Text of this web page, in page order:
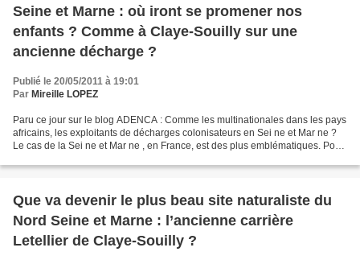
Seine et Marne : où iront se promener nos
enfants ? Comme à Claye-Souilly sur une
ancienne décharge ?
Publié le 20/05/2011 à 19:01
Par Mireille LOPEZ
Paru ce jour sur le blog ADENCA : Comme les multinationales dans les pays
africains, les exploitants de décharges colonisateurs en Sei ne et Mar ne ?
Le cas de la Sei ne et Mar ne , en France, est des plus emblématiques. Pour
Que va devenir le plus beau site naturaliste du
Nord Seine et Marne : l’ancienne carrière
Letellier de Claye-Souilly ?